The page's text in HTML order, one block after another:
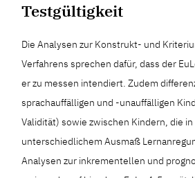
Testgültigkeit
Die Analysen zur Konstrukt- und
Verfahrens sprechen dafür, dass der
er zu messen intendiert. Zudem
sprachauffälligen und -unauffälligen
Validität) sowie zwischen Kindern, die
unterschiedlichem Ausmaß
Analysen zur inkrementellen und